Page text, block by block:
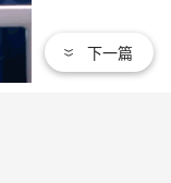
】！附上原文链接⏬
下一篇